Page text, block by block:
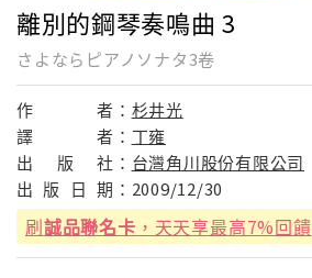
離別的鋼琴奏鳴曲 3
さよならピアノソナタ3卷
作 者： 杉井光
譯
者： 丁雍
出
版 社： 台灣角川股份有限公司
出 版 日 期： 2009/12/30
刷誠品聯名卡 ，天天享最高7%回饋